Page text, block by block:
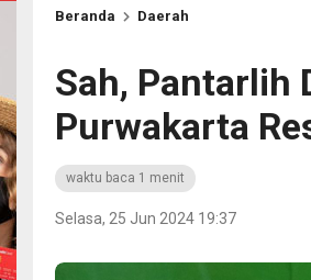
Beranda Daerah
Sah, Pantarlih
Purwakarta
waktu baca 1 menit
Selasa, 25 Jun 2024 19:37